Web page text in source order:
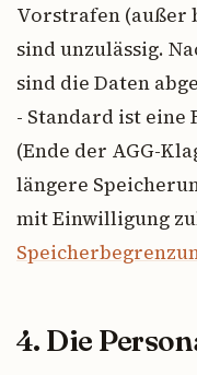
Vorstrafen (außer
sind unzulässig.
sind die Daten
- Standard ist eine
(Ende der AGG-
längere
mit Einwilligung
4. Die